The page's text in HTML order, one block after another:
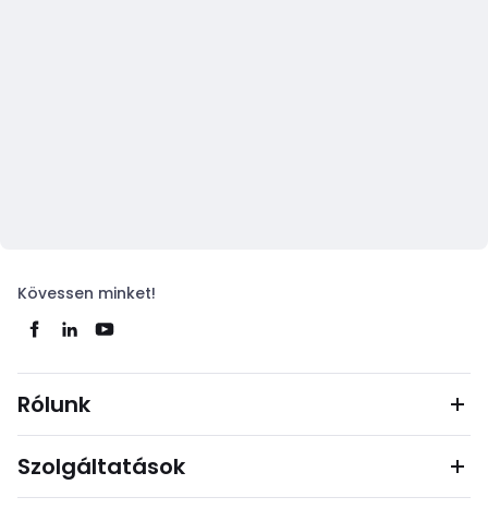
Kövessen minket!
Rólunk
Szolgáltatások